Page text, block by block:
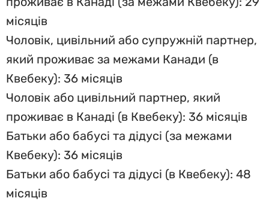
місяців
Чоловік, цивільний або супружній партнер,
який проживає за межами Канади (в
Квебеку): 36 місяців
Чоловік або цивільний партнер, який
проживає в Канаді (в Квебеку): 36 місяців
Батьки або бабусі та дідусі (за межами
Квебеку): 36 місяців
Батьки або бабусі та дідусі (в Квебеку): 48
місяців